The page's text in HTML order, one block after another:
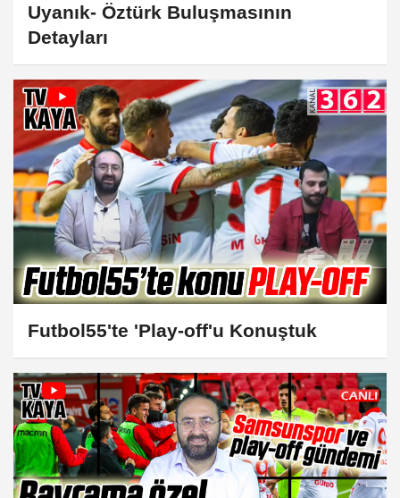
Uyanık- Öztürk Buluşmasının
Detayları
Futbol55'te 'Play-off'u Konuştuk